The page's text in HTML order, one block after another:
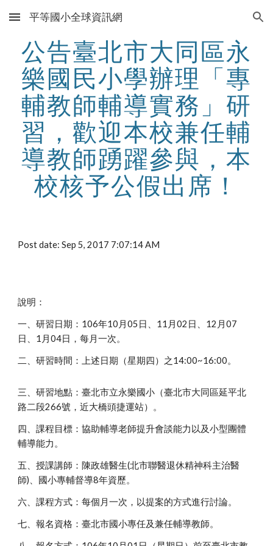
Skip to main content Skip to navigation
平等國小全球資訊網
公告臺北市大同區永
樂國民小學辦理「專
輔教師輔導實務」研
習，歡迎本校兼任輔
導教師踴躍參與，本
校核予公假出席！
Post date: Sep 5, 2017 7:07:14 AM
說明：
一、研習日期：106年10月05日、11月02日、12月07
日、1月04日，每月一次。
二、研習時間：上述日期（星期四）之14:00~16:00。
三、研習地點：臺北市立永樂國小（臺北市大同區延平北
路二段266號，近大橋頭捷運站）。
四、課程目標：協助輔導老師提升會談能力以及小型團體
輔導能力。
五、授課講師：陳政雄醫生(北市聯醫退休精神科主治醫
師)、國小專輔督導8年資歷。
六、課程方式：每個月一次，以提案的方式進行討論。
七、報名資格：臺北市國小專任及兼任輔導教師。